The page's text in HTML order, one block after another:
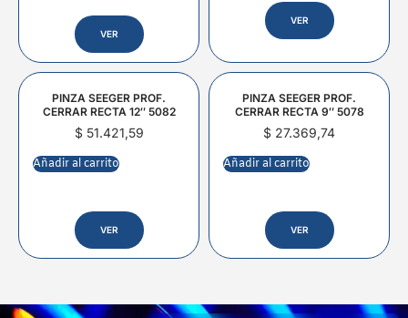
VER
VER
PINZA SEEGER PROF.
CERRAR RECTA 12″ 5082
$51.421,59
Añadir al carrito
VER
PINZA SEEGER PROF.
CERRAR RECTA 9″ 5078
$ 27.369,74
Añadir al carrito
VER